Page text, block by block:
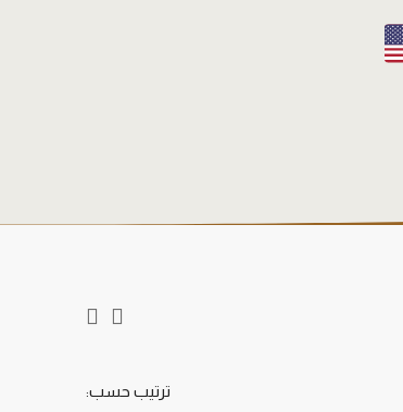
ترتيب حسب: